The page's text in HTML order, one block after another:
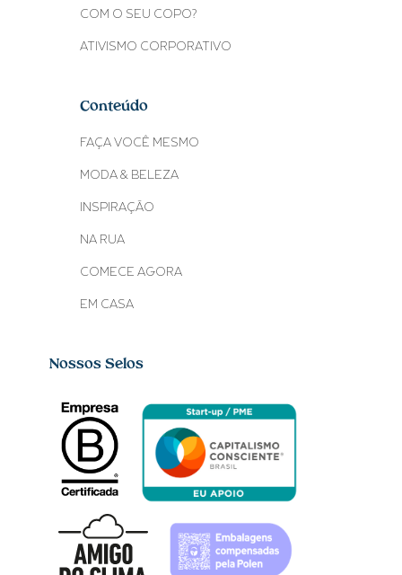
COM O SEU COPO?
ATIVISMO CORPORATIVO
Conteúdo
FAÇA VOCÊ MESMO
MODA & BELEZA
INSPIRAÇÃO
NA RUA
COMECE AGORA
EM CASA
Nossos Selos